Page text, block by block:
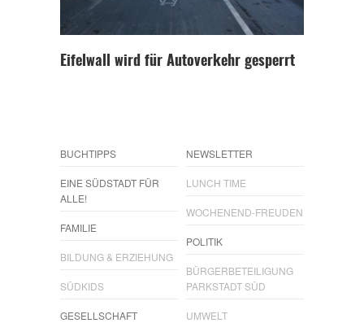
Eifelwall wird für Autoverkehr gesperrt
BUCHTIPPS
EINE SÜDSTADT FÜR
ALLE!
FAMILIE
BILDUNG & ERZIEHUNG
SÜDKIDS
GESELLSCHAFT
NEWSLETTER
LUNCH TIME
WOCHENEND-FREUDEN
POLITIK
BÜRGERBETEILIGUNG
PARKSTADT SÜD
UMWELT